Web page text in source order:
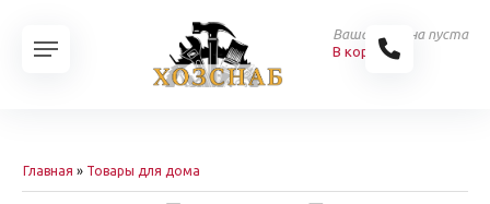
Ваша корзина пуста
В корзину
Главная » Товары для дома